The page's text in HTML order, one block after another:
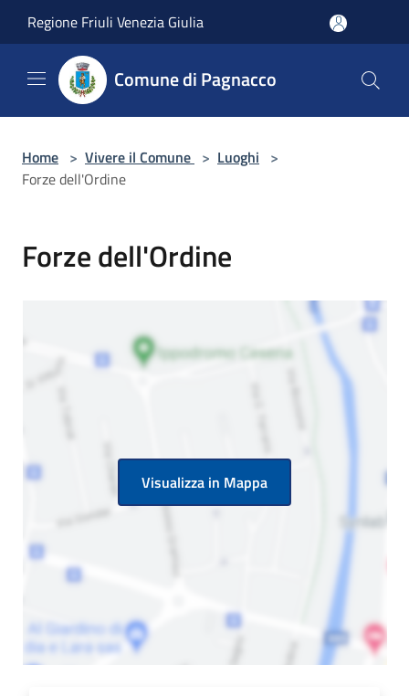
Regione Friuli Venezia Giulia
Comune di Pagnacco
Home > Vivere il Comune > Luoghi >
Forze dell'Ordine
Forze dell'Ordine
Visualizza in Mappa